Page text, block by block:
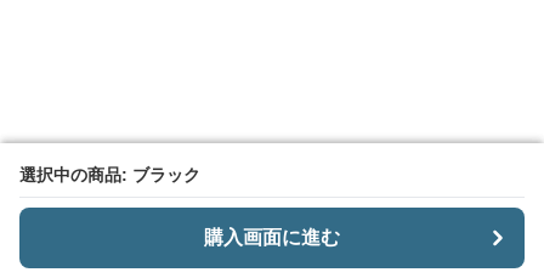
選択中の商品: ブラック
購入画面に進む
選択中の商品: ブラック
購入画面に進む